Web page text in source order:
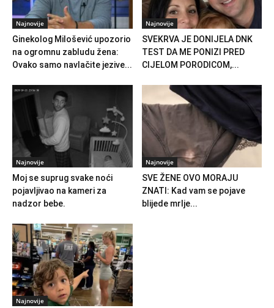
Najnovije
Ginekolog Milošević upozorio
na ogromnu zabludu žena:
Ovako samo navlačite jezive...
Najnovije
SVEKRVA JE DONIJELA DNK
TEST DA ME PONIZI PRED
CIJELOM PORODICOM,...
Najnovije
Moj se suprug svake noći
pojavljivao na kameri za
nadzor bebe.
Najnovije
SVE ŽENE OVO MORAJU
ZNATI: Kad vam se pojave
blijede mrlje...
Najnovije